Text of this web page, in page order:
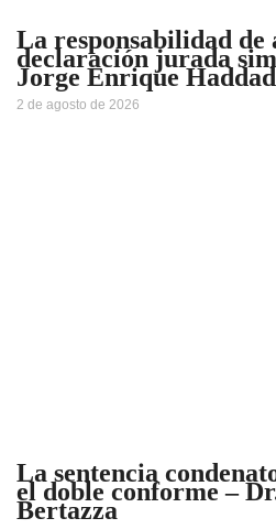
La responsabilidad de
declaración jurada
Jorge Enrique Haddad
2 de agosto de 2026
La sentencia
el doble conforme –
Bertazza